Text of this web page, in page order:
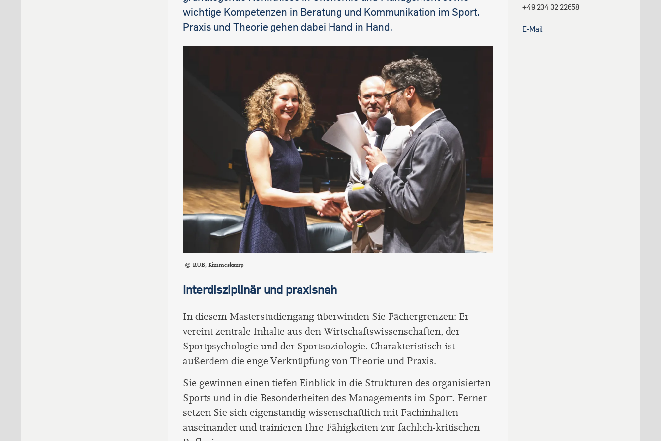
wichtige Kompetenzen in Beratung und Kommunikation im Sport.
Praxis und Theorie gehen dabei Hand in Hand.
RUB, Kimmeskamp
Interdisziplinär und praxisnah
In diesem Masterstudiengang überwinden Sie Fächergrenzen: Er
vereint zentrale Inhalte aus den Wirtschaftswissenschaften, der
Sportpsychologie und der Sportsoziologie. Charakteristisch ist
außerdem die enge Verknüpfung von Theorie und Praxis.
Sie gewinnen einen tiefen Einblick in die Strukturen des organisierten
Sports und in die Besonderheiten des Managements im Sport. Ferner
setzen Sie sich eigenständig wissenschaftlich mit Fachinhalten
auseinander und trainieren Ihre Fähigkeiten zur fachlich-kritischen
+49 234 32 22658
E-Mail